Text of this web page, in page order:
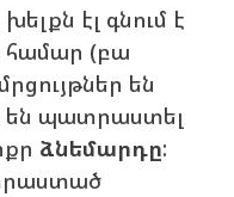
էլ գնում է
(բա
են
են պատրաստել
ձնեմարդը: